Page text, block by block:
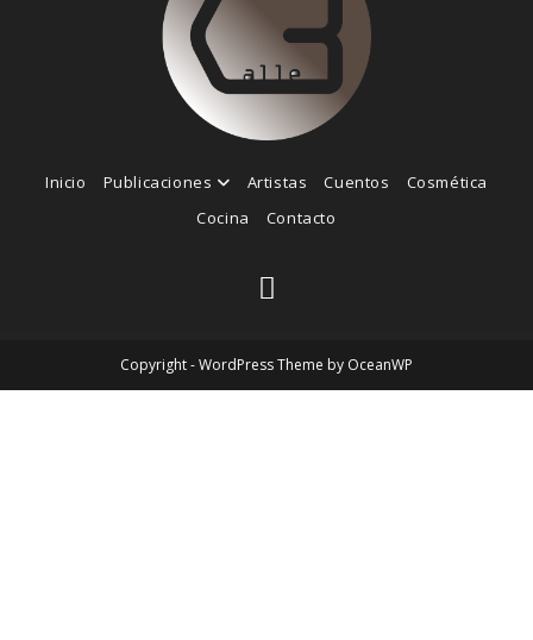
Inicio Publicaciones Artistas Cuentos
Cosmética
Cocina
Contacto
Copyright - WordPress Theme by OceanWP